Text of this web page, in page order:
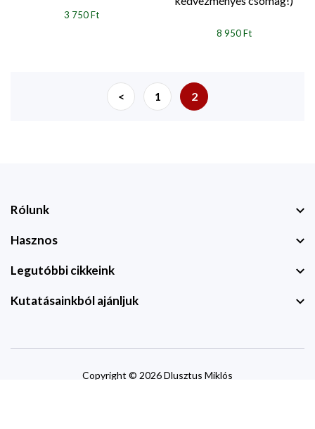
3 750 Ft
8 950 Ft
< 1 2
Rólunk
Hasznos
Legutóbbi cikkeink
Kutatásainkból ajánljuk
Copyright © 2026 Dlusztus Miklós